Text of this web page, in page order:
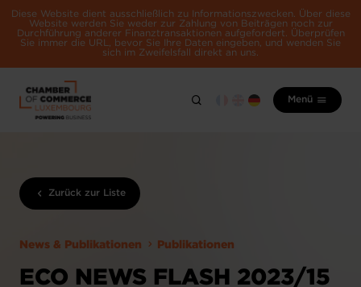
Diese Website dient ausschließlich zu Informationszwecken. Über diese
Website werden Sie weder zur Zahlung von Beiträgen noch zur
Durchführung anderer Finanztransaktionen aufgefordert. Überprüfen
Sie immer die URL, bevor Sie Ihre Daten eingeben, und wenden Sie
sich im Zweifelsfall direkt an uns.
Menü
Zurück zur Liste
News & Publikationen Publikationen
ECO NEWS FLASH 2023/15